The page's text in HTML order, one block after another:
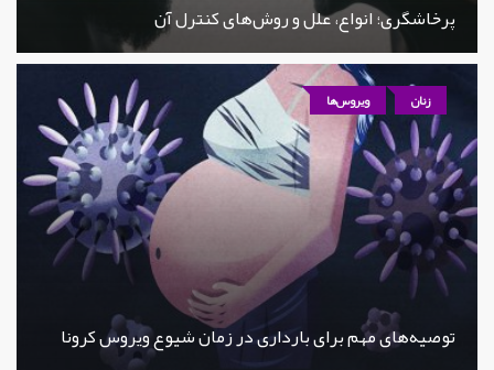
پرخاشگری؛ انواع، علل و روش‌های کنترل آن
زنان ویروس‌ها
توصیه‌های مهم برای بارداری در زمان شیوع ویروس کرونا